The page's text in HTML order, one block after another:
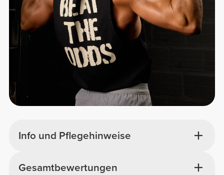
Info und Pflegehinweise
Gesamtbewertungen